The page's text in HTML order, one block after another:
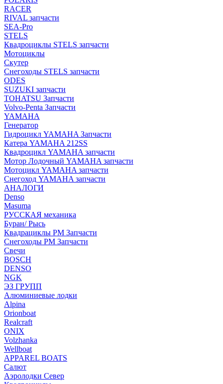
RACER
RIVAL запчасти
SEA-Pro
STELS
Квадроциклы STELS запчасти
Мотоциклы
Скутер
Снегоходы STELS запчасти
ODES
SUZUKI запчасти
TOHATSU Запчасти
Volvo-Penta Запчасти
YAMAHA
Генератор
Гидроцикл YAMAHA Запчасти
Катера YAMAHA 212SS
Квадроцикл YAMAHA запчасти
Мотор Лодочный YAMAHA запчасти
Мотоцикл YAMAHA запчасти
Снегоход YAMAHA запчасти
АНАЛОГИ
Denso
Masuma
РУССКАЯ механика
Буран/ Рысь
Квадрациклы РМ Запчасти
Снегоходы РМ Запчасти
Свечи
BOSCH
DENSO
NGK
ЭЗ ГРУПП
Алюминиевые лодки
Alpina
Orionboat
Realcraft
ONIX
Volzhanka
Wellboat
АPPAREL BOATS
Салют
Аэролодки Север